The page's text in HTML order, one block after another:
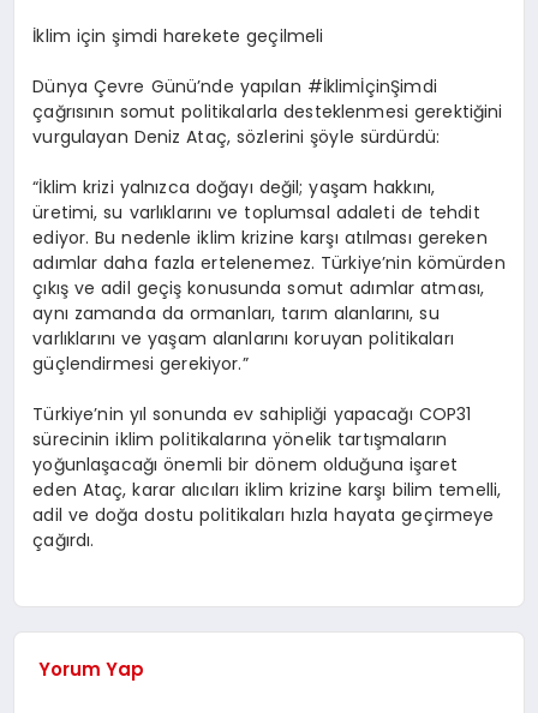
İklim için şimdi harekete geçilmeli
Dünya Çevre Günü’nde yapılan #İklimİçinŞimdi
çağrısının somut politikalarla desteklenmesi gerektiğini
vurgulayan Deniz Ataç, sözlerini şöyle sürdürdü:
“İklim krizi yalnızca doğayı değil; yaşam hakkını,
üretimi, su varlıklarını ve toplumsal adaleti de tehdit
ediyor. Bu nedenle iklim krizine karşı atılması gereken
adımlar daha fazla ertelenemez. Türkiye’nin kömürden
çıkış ve adil geçiş konusunda somut adımlar atması,
aynı zamanda da ormanları, tarım alanlarını, su
varlıklarını ve yaşam alanlarını koruyan politikaları
güçlendirmesi gerekiyor.”
Türkiye’nin yıl sonunda ev sahipliği yapacağı COP31
sürecinin iklim politikalarına yönelik tartışmaların
yoğunlaşacağı önemli bir dönem olduğuna işaret
eden Ataç, karar alıcıları iklim krizine karşı bilim temelli,
adil ve doğa dostu politikaları hızla hayata geçirmeye
çağırdı.
Yorum Yap